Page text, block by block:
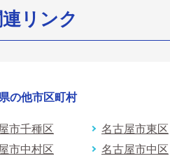
連リンク
の他市区町村
市千種区 名古屋市東区
市中村区
名古屋市中区